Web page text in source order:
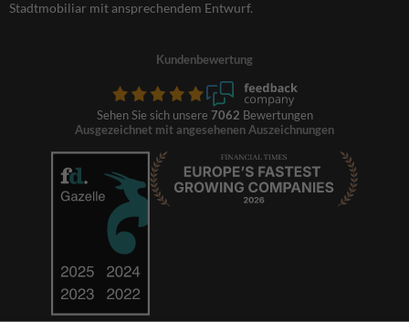
Stadtmobiliar mit ansprechendem Entwurf.
Kundenbewertung
Sehen Sie sich unsere 7062 Bewertungen
Ausgezeichnet mit angesehenen Auszeichnungen